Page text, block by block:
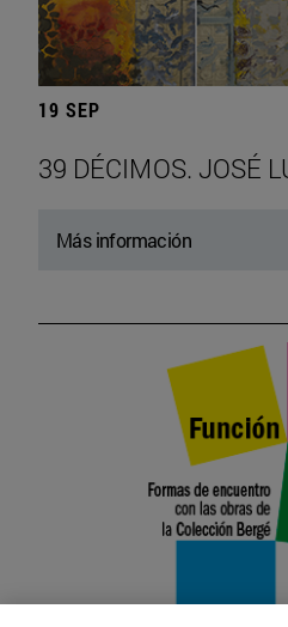
19 SEP
39 DÉCIMOS. JOSÉ
Más información